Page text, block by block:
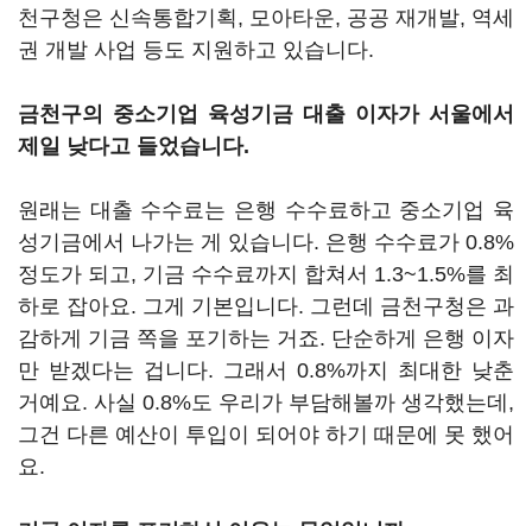
천구청은 신속통합기획, 모아타운, 공공 재개발, 역세
권 개발 사업 등도 지원하고 있습니다.
금천구의 중소기업 육성기금 대출 이자가 서울에서
제일 낮다고 들었습니다.
원래는 대출 수수료는 은행 수수료하고 중소기업 육
성기금에서 나가는 게 있습니다. 은행 수수료가 0.8%
정도가 되고, 기금 수수료까지 합쳐서 1.3~1.5%를 최
하로 잡아요. 그게 기본입니다. 그런데 금천구청은 과
감하게 기금 쪽을 포기하는 거죠. 단순하게 은행 이자
만 받겠다는 겁니다. 그래서 0.8%까지 최대한 낮춘
거예요. 사실 0.8%도 우리가 부담해볼까 생각했는데,
그건 다른 예산이 투입이 되어야 하기 때문에 못 했어
요.